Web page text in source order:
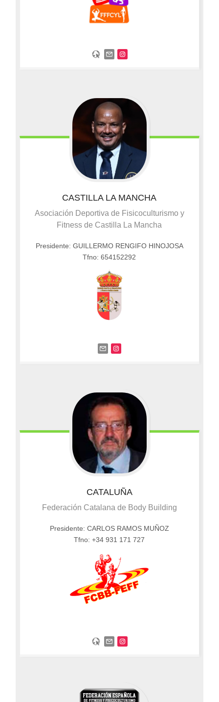
CASTILLA LA MANCHA
Asociación Deportiva de Fisicoculturismo y
Fitness de Castilla La Mancha
Presidente: GUILLERMO RENGIFO HINOJOSA
Tfno: 654152292
CATALUÑA
Federación Catalana de Body Building
Presidente: CARLOS RAMOS MUÑOZ
Tfno: +34 931 171 727